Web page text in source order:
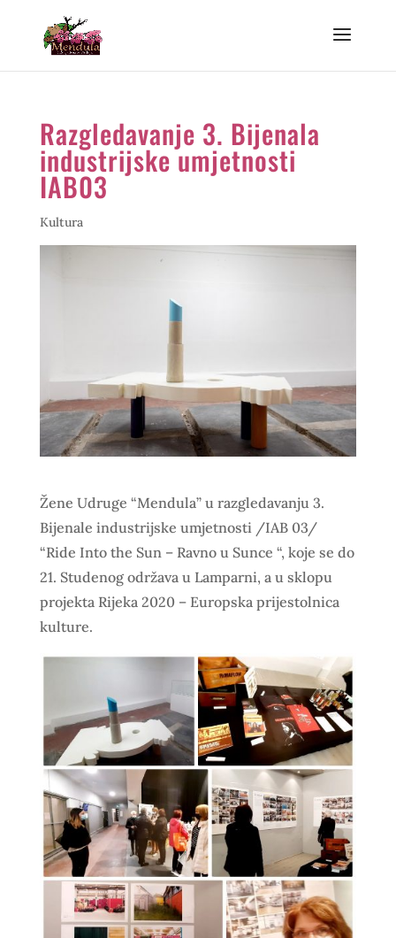
Razgledavanje 3. Bijenala
industrijske umjetnosti
IAB03
Kultura
Žene Udruge “Mendula” u razgledavanju 3.
Bijenale industrijske umjetnosti /IAB 03/
“Ride Into the Sun – Ravno u Sunce “, koje se do
21. Studenog održava u Lamparni, a u sklopu
projekta Rijeka 2020 – Europska prijestolnica
kulture.